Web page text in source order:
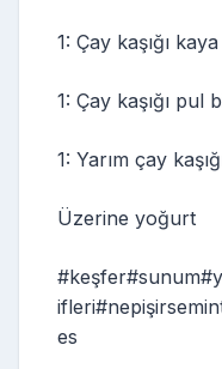
1: Çay kaşığı
1: Çay kaşığı pul
1: Yarım çay
Üzerine yoğurt
es